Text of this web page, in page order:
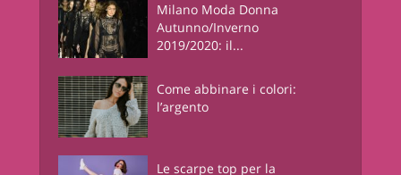
Milano Moda Donna
Autunno/Inverno
2019/2020: il...
Come abbinare i colori:
l’argento
Le scarpe top per la